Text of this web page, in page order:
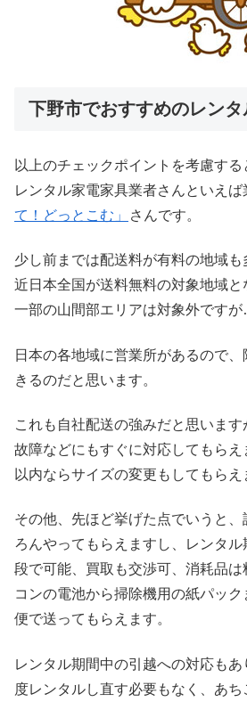
下野市でおすすめのレン
以上のチェックポイントを考慮す
レンタル家電家具業者さんといえ
て！どっとこむ」
さんです。
少し前までは配送料が有料の地域
近日本全国が送料無料の対象地域と
一部の山間部エリアは対象外ですが
日本の各地域に営業所があるので
きるのだと思います。
これも自社配送の強みだと思いま
故障などにもすぐに対応してもら
以内ならサイズの変更もしてもらえ
その他、先ほど挙げた点でいうと
ろんやってもらえますし、レンタ
段で可能、買取も交渉可、消耗品
コンの電池から掃除機用の紙パッ
便で送ってもらえます。
レンタル期間中の引越への対応も
度レンタルし直す必要もなく、あ